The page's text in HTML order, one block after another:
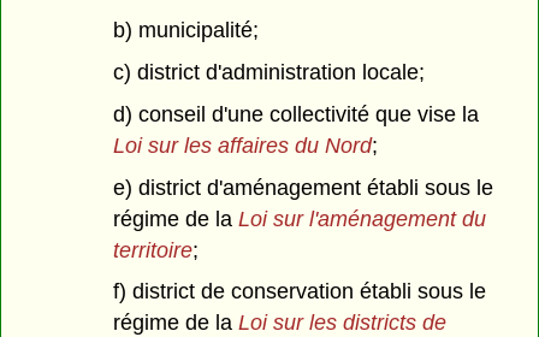
b) municipalité;
c) district d'administration locale;
d) conseil d'une collectivité que vise la
Loi sur les affaires du Nord;
e) district d'aménagement établi sous le
régime de la Loi sur l'aménagement du
territoire;
f) district de conservation établi sous le
régime de la Loi sur les districts de